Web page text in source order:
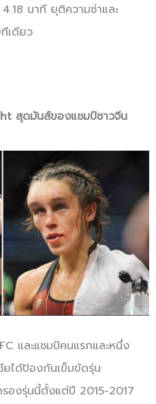
นาที ยุติความซ่าและ
เดียว
สุดมันส์ของแชมป์ชาวจีน
และแชมป์คนแรกและหนึ่ง
ยได้ป้องกันเข็มขัดรุ่น
องรุ่นนี้ตั้งแต่ปี 2015-2017